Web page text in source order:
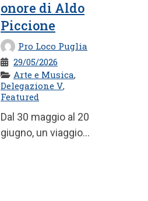
onore di Aldo
Piccione
Pro Loco Puglia
29/05/2026
Arte e Musica,
Delegazione V,
Featured
Dal 30 maggio al 20
giugno, un viaggio